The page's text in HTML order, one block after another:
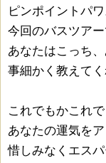
ピンポイントパ
今回のバスツア
あなたはこっち
事細かく教えて
これでもかこれ
あなたの運気を
惜しみなくエス